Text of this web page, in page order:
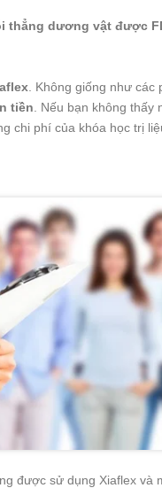
thẳng dương vật được
. Không giống như các
tiền. Nếu bạn không thấy
chi phí của khóa học trị
được sử dụng Xiaflex và